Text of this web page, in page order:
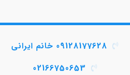
09128177628 خانم ایرانی
02166750653